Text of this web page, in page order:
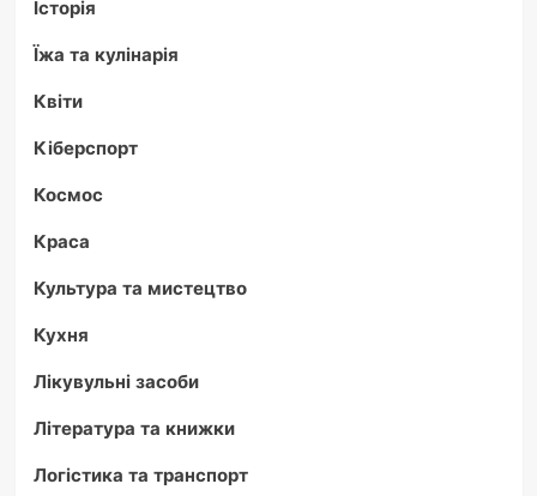
Історія
Їжа та кулінарія
Квіти
Кіберспорт
Космос
Краса
Культура та мистецтво
Кухня
Лікувульні засоби
Література та книжки
Логістика та транспорт